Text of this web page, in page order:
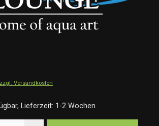
Versandkosten
Lieferzeit: 1-2 Wochen